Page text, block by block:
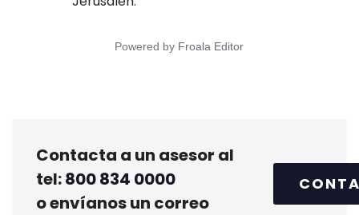
Powered by Froala Editor
Contacta a un asesor al
tel:800 834 0000
o envíanos un correo